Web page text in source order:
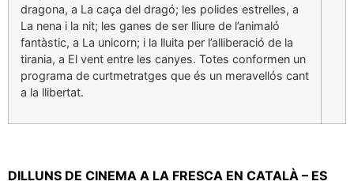
dragona, a La caça del dragó; les polides estrelles, a
La nena i la nit; les ganes de ser lliure de l’animaló
fantàstic, a La unicorn; i la lluita per l’alliberació de la
tirania, a El vent entre les canyes. Totes conformen un
programa de curtmetratges que és un meravellós cant
a la llibertat.
DILLUNS DE CINEMA A LA FRESCA EN CATALÀ – ES